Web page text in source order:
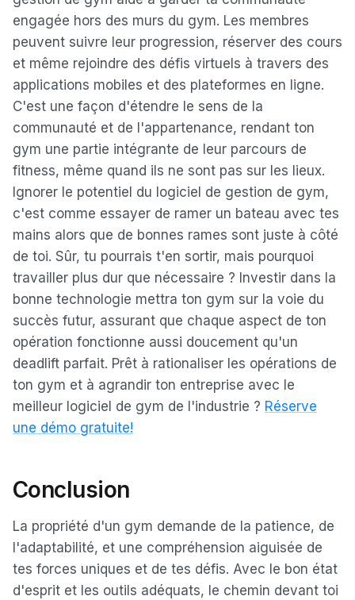
engagée hors des murs du gym. Les membres
peuvent suivre leur progression, réserver des cours
et même rejoindre des défis virtuels à travers des
applications mobiles et des plateformes en ligne.
C'est une façon d'étendre le sens de la
communauté et de l'appartenance, rendant ton
gym une partie intégrante de leur parcours de
fitness, même quand ils ne sont pas sur les lieux.
Ignorer le potentiel du logiciel de gestion de gym,
c'est comme essayer de ramer un bateau avec tes
mains alors que de bonnes rames sont juste à côté
de toi. Sûr, tu pourrais t'en sortir, mais pourquoi
travailler plus dur que nécessaire ? Investir dans la
bonne technologie mettra ton gym sur la voie du
succès futur, assurant que chaque aspect de ton
opération fonctionne aussi doucement qu'un
deadlift parfait. Prêt à rationaliser les opérations de
ton gym et à agrandir ton entreprise avec le
meilleur logiciel de gym de l'industrie ? Réserve
une démo gratuite!
Conclusion
La propriété d'un gym demande de la patience, de
l'adaptabilité, et une compréhension aiguisée de
tes forces uniques et de tes défis. Avec le bon état
d'esprit et les outils adéquats, le chemin devant toi